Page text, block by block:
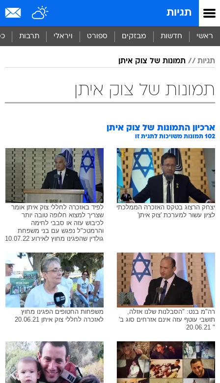
תגיות
ראשי חדשות מבזקים ספורט ויראלי תרבות
תגיות תמונות של צוק איתן
תמונות של צוק איתן
ארכיון התמונות של צוק איתן
102 תמונות משויכות לתגית זו
יצחק הרצוג בטקס האזכרה הממלכתי
לציון עשור למערכת 'צוק איתן'
לפיד באזכרה לחללי צוק איתן אומר
שצריך למצוא חלופה טובה יותר
לכיבוש עזה או סבבי לחימה
והרמטכ"ל נפגש עם בני משפחת
גולדין שהפגינו מחוץ לאירוע 10.07.22
רה"מ בנט: "הסבלנות שלנו אזלה,
תושבי עוטף עזה אינם אזרחים סוג ב'
" 20.06.21
משפחות החטופים הפגינו מחוץ
לאזכרה לחללי צוק איתן 20.06.21